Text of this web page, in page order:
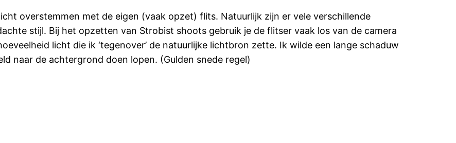
overstemmen met de eigen (vaak opzet) flits. Natuurlijk zijn er vele verschillende
stijl. Bij het opzetten van Strobist shoots gebruik je de flitser vaak los van de camera
licht die ik ‘tegenover’ de natuurlijke lichtbron zette. Ik wilde een lange schaduw
naar de achtergrond doen lopen. (Gulden snede regel)